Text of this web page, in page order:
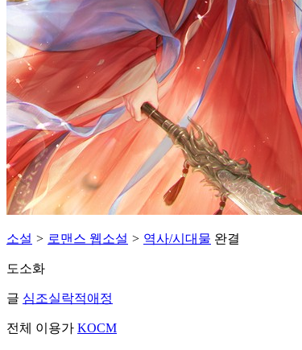
소설 > 로맨스 웹소설 > 역사/시대물 완결
도소화
글 심조실락적애정
전체 이용가 KOCM